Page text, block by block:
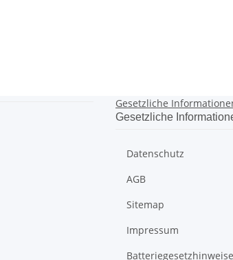
Gesetzliche
Gesetzliche
Datenschutz
AGB
Sitemap
Impressum
Batteriegesetzhinweise